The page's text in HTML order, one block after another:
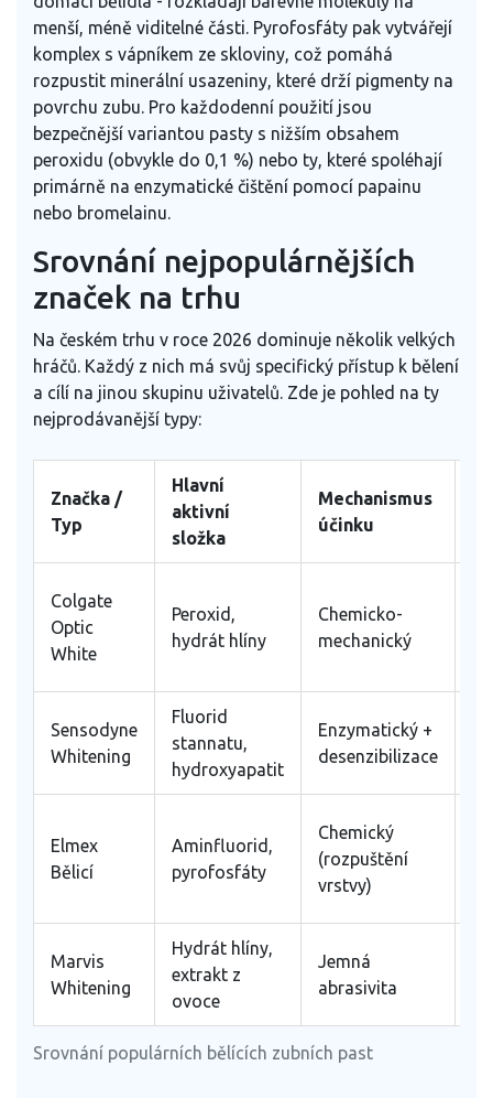
menší, méně viditelné části. Pyrofosfáty pak vytvářejí
komplex s vápníkem ze skloviny, což pomáhá
rozpustit minerální usazeniny, které drží pigmenty na
povrchu zubu. Pro každodenní použití jsou
bezpečnější variantou pasty s nižším obsahem
peroxidu (obvykle do 0,1 %) nebo ty, které spoléhají
primárně na enzymatické čištění pomocí papainu
nebo bromelainu.
Srovnání nejpopulárnějších
značek na trhu
Na českém trhu v roce 2026 dominuje několik velkých
hráčů. Každý z nich má svůj specifický přístup k bělení
a cílí na jinou skupinu uživatelů. Zde je pohled na ty
nejprodávanější typy:
Srovnání populárních bělících zubních past
Značka /
Typ
Hlavní
aktivní
složka
Mechanismus
účinku
Colgate
Optic
White
Peroxid,
hydrát hlíny
Chemicko-
mechanický
Sensodyne
Whitening
Fluorid
stannatu,
hydroxyapatit
Enzymatický +
desenzibilizace
Elmex
Bělicí
Aminfluorid,
pyrofosfáty
Chemický
(rozpuštění
vrstvy)
Marvis
Whitening
Hydrát hlíny,
extrakt z
ovoce
Jemná
abrasivita